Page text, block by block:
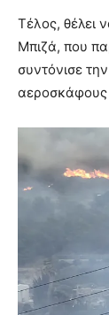
Τέλος, θέλει
Μπιζά, που
συντόνισε